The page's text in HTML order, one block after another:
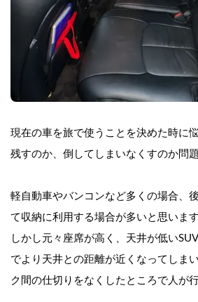
現在の車を旅で使うことを決めた時に
残すのか、倒してしまいなくすのか問題
軽自動車やバンコンなど多くの場合、
て収納に利用する場合が多いと思います
しかし元々座席が高く、天井が低い
でより天井との距離が近くなってしま
ク間の仕切りをなくしたところで人が